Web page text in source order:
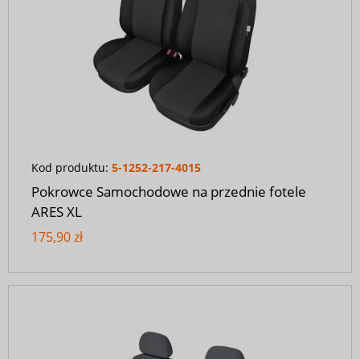
Kod produktu: 5-1252-217-4015
Pokrowce Samochodowe na przednie fotele
ARES XL
175,90 zł